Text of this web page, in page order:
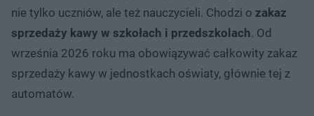
nie tylko uczniów, ale też nauczycieli. Chodzi o zakaz
sprzedaży kawy w szkołach i przedszkolach. Od
września 2026 roku ma obowiązywać całkowity zakaz
sprzedaży kawy w jednostkach oświaty, głównie tej z
automatów.